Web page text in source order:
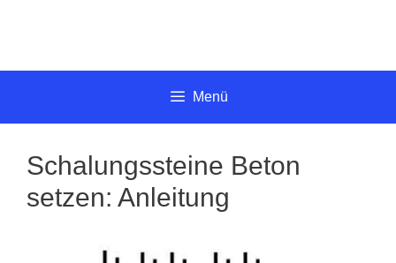
Menü
Schalungssteine Beton
setzen: Anleitung